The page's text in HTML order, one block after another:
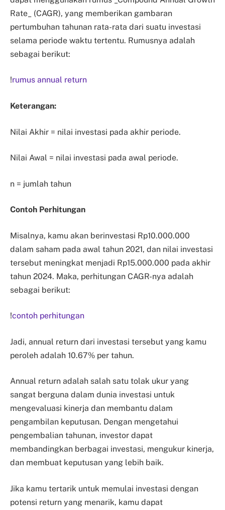
Rate_ (CAGR), yang memberikan gambaran
pertumbuhan tahunan rata-rata dari suatu investasi
selama periode waktu tertentu. Rumusnya adalah
sebagai berikut:
!rumus annual return
Keterangan:
Nilai Akhir = nilai investasi pada akhir periode.
Nilai Awal = nilai investasi pada awal periode.
n = jumlah tahun
Contoh Perhitungan
Misalnya, kamu akan berinvestasi Rp10.000.000
dalam saham pada awal tahun 2021, dan nilai investasi
tersebut meningkat menjadi Rp15.000.000 pada akhir
tahun 2024. Maka, perhitungan CAGR-nya adalah
sebagai berikut:
!contoh perhitungan
Jadi, annual return dari investasi tersebut yang kamu
peroleh adalah 10.67% per tahun.
Annual return adalah salah satu tolak ukur yang
sangat berguna dalam dunia investasi untuk
mengevaluasi kinerja dan membantu dalam
pengambilan keputusan. Dengan mengetahui
pengembalian tahunan, investor dapat
membandingkan berbagai investasi, mengukur kinerja,
dan membuat keputusan yang lebih baik.
Jika kamu tertarik untuk memulai investasi dengan
potensi return yang menarik, kamu dapat